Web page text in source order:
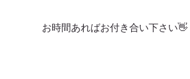
お時間あればお付き合い下さい👋